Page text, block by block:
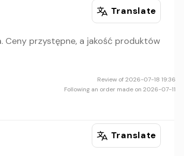
Translate
Ceny przystępne, a jakość produktów
Review of 2026-07-18 19:36
Following an order made on 2026-07-11
Translate